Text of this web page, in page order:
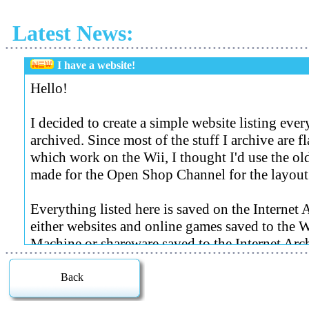
Latest News:
• • • • • • • • • • • • • • • • • • • • • • • • • • • • • • • • • • • • • • • • • • • • • • • • • • • • • • • • • • • • • •
I have a website!
• • • • • • • • • • • • • • • • • • • • • • • • • • • • • • • • • • • • • • • • • • • • • • • • • • • • • • • • • • • • • •
Back